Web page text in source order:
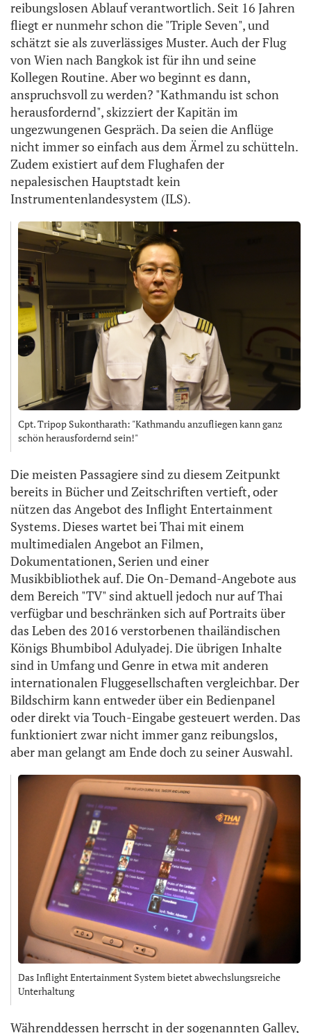
reibungslosen Ablauf verantwortlich. Seit 16 Jahren
fliegt er nunmehr schon die "Triple Seven", und
schätzt sie als zuverlässiges Muster. Auch der Flug
von Wien nach Bangkok ist für ihn und seine
Kollegen Routine. Aber wo beginnt es dann,
anspruchsvoll zu werden? "Kathmandu ist schon
herausfordernd", skizziert der Kapitän im
ungezwungenen Gespräch. Da seien die Anflüge
nicht immer so einfach aus dem Ärmel zu schütteln.
Zudem existiert auf dem Flughafen der
nepalesischen Hauptstadt kein
Instrumentenlandesystem (ILS).
Cpt. Tripop Sukontharath: "Kathmandu anzufliegen kann ganz
schön herausfordernd sein!"
Die meisten Passagiere sind zu diesem Zeitpunkt
bereits in Bücher und Zeitschriften vertieft, oder
nützen das Angebot des Inflight Entertainment
Systems. Dieses wartet bei Thai mit einem
multimedialen Angebot an Filmen,
Dokumentationen, Serien und einer
Musikbibliothek auf. Die On-Demand-Angebote aus
dem Bereich "TV" sind aktuell jedoch nur auf Thai
verfügbar und beschränken sich auf Portraits über
das Leben des 2016 verstorbenen thailändischen
Königs Bhumbibol Adulyadej. Die übrigen Inhalte
sind in Umfang und Genre in etwa mit anderen
internationalen Fluggesellschaften vergleichbar. Der
Bildschirm kann entweder über ein Bedienpanel
oder direkt via Touch-Eingabe gesteuert werden. Das
funktioniert zwar nicht immer ganz reibungslos,
aber man gelangt am Ende doch zu seiner Auswahl.
Das Inflight Entertainment System bietet abwechslungsreiche
Unterhaltung
Währenddessen herrscht in der sogenannten Galley,